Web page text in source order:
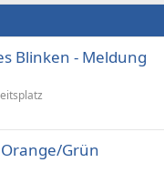
Blinken - Meldung
Grün